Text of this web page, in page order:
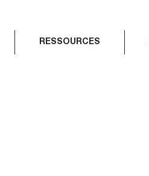
RESSOURCES